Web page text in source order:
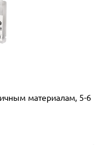
материалам, 5-6